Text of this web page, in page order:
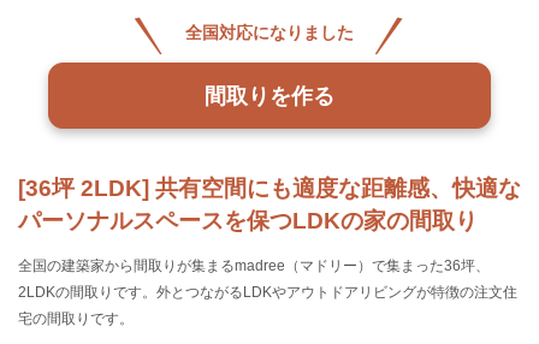
[36坪 2LDK] 共有空間にも適度な距離感、快適な
パーソナルスペースを保つLDKの家の間取り
全国の建築家から間取りが集まるmadree（マドリー）で集まった36坪、
2LDKの間取りです。外とつながるLDKやアウトドアリビングが特徴の注文住
宅の間取りです。
全国対応になりました
間取りを作る